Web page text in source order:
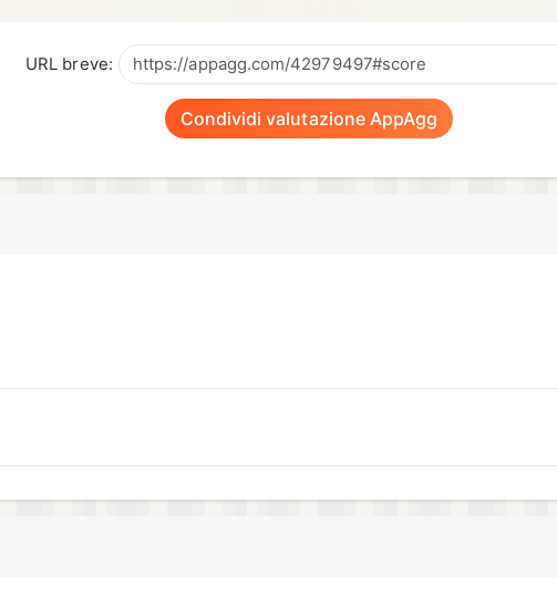
URL breve:
Condividi valutazione AppAgg